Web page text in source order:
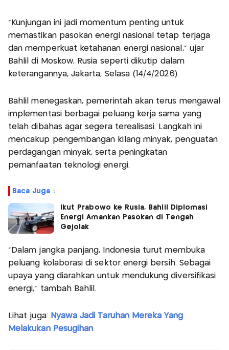
"Kunjungan ini jadi momentum penting untuk
memastikan pasokan energi nasional tetap terjaga
dan memperkuat ketahanan energi nasional," ujar
Bahlil di Moskow, Rusia seperti dikutip dalam
keterangannya, Jakarta, Selasa (14/4/2026).
Bahlil menegaskan, pemerintah akan terus mengawal
implementasi berbagai peluang kerja sama yang
telah dibahas agar segera terealisasi. Langkah ini
mencakup pengembangan kilang minyak, penguatan
perdagangan minyak, serta peningkatan
pemanfaatan teknologi energi.
Baca Juga :
Ikut Prabowo ke Rusia, Bahlil Diplomasi
Energi Amankan Pasokan di Tengah
Gejolak
"Dalam jangka panjang, Indonesia turut membuka
peluang kolaborasi di sektor energi bersih. Sebagai
upaya yang diarahkan untuk mendukung diversifikasi
energi," tambah Bahlil.
Lihat juga: Nyawa Jadi Taruhan Mereka Yang
Melakukan Pesugihan